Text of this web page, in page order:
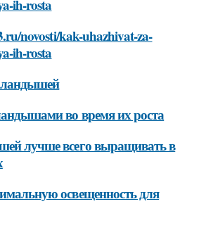
ih-rosta
novosti/kak-uhazhivat-za-
ih-rosta
во время их роста
лучше всего выращивать в
освещенность для